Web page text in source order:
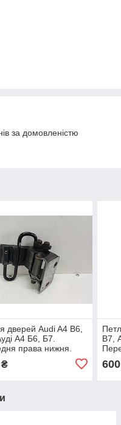
за домовленістю
дверей Audi A4 B6,
А4 Б6, Б7.
права нижня.
B7,
600